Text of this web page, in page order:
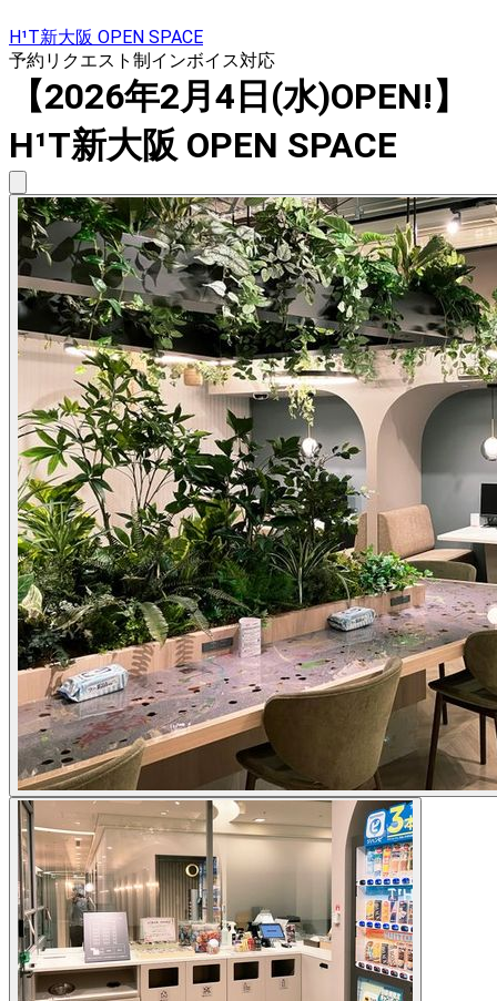
H¹T新大阪 OPEN SPACE
予約リクエスト制インボイス対応
【2026年2月4日(水)OPEN!】
H¹T新大阪 OPEN SPACE